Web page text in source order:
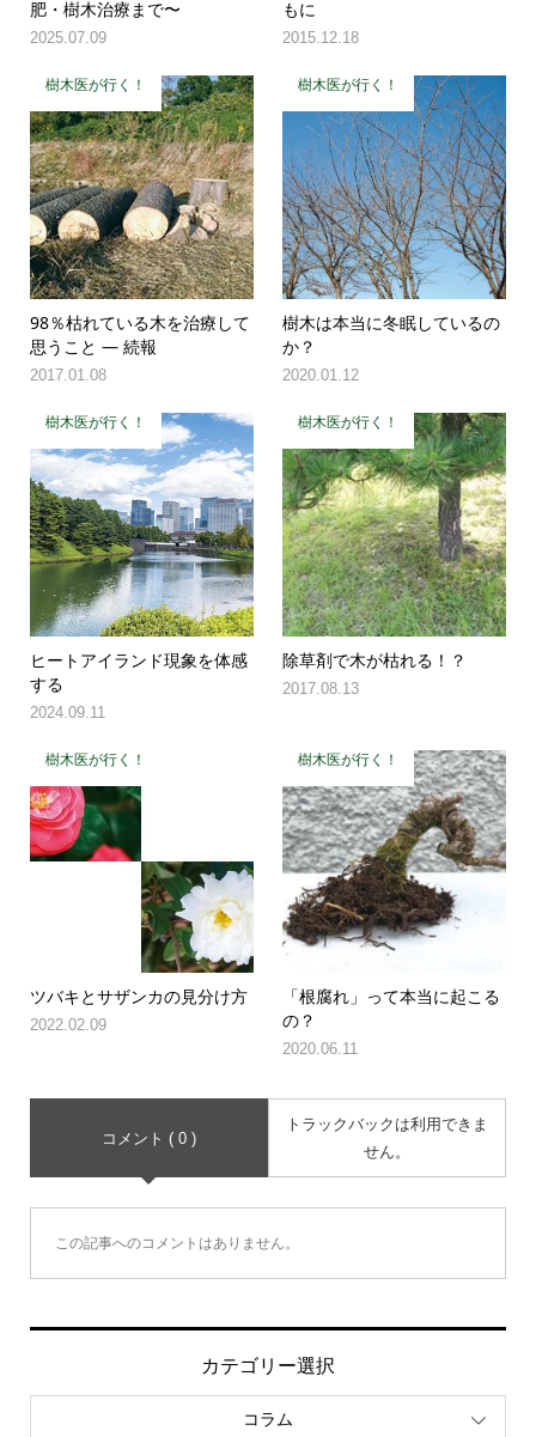
肥・樹木治療まで〜
2025.07.09
もに
2015.12.18
樹木医が行く！
98％枯れている木を治療して
思うこと ― 続報
2017.01.08
樹木医が行く！
樹木は本当に冬眠しているの
か？
2020.01.12
樹木医が行く！
ヒートアイランド現象を体感
する
2024.09.11
樹木医が行く！
除草剤で木が枯れる！？
2017.08.13
樹木医が行く！
ツバキとサザンカの見分け方
2022.02.09
樹木医が行く！
「根腐れ」って本当に起こる
の？
2020.06.11
コメント ( 0 )
トラックバックは利用できま
せん。
この記事へのコメントはありません。
カテゴリー選択
コラム